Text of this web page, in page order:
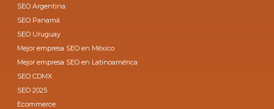
SEO Argentina
SEO Panamá
SEO Uruguay
Mejor empresa SEO en México
Mejor empresa SEO en Latinoamérica
SEO CDMX
SEO 2025
Ecommerce